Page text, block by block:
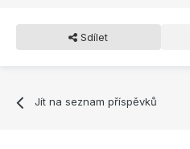
Sdílet
Jít na seznam příspěvků